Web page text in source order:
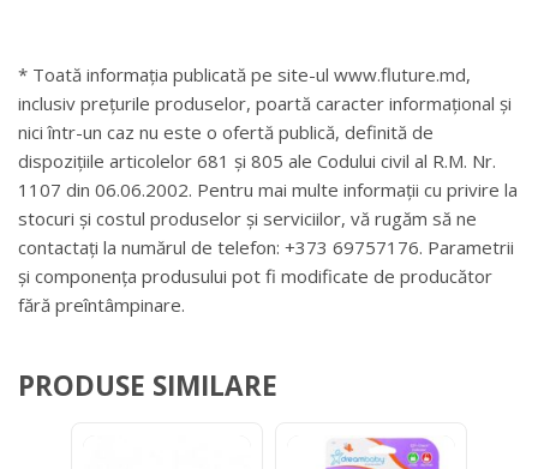
* Toată informația publicată pe site-ul www.fluture.md,
inclusiv prețurile produselor, poartă caracter informațional și
nici într-un caz nu este o ofertă publică, definită de
dispozițiile articolelor 681 și 805 ale Codului civil al R.M. Nr.
1107 din 06.06.2002. Pentru mai multe informații cu privire la
stocuri și costul produselor și serviciilor, vă rugăm să ne
contactați la numărul de telefon: +373 69757176. Parametrii
și componența produsului pot fi modificate de producător
fără preîntâmpinare.
PRODUSE SIMILARE